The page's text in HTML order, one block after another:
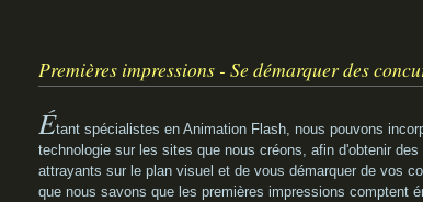
Premières impressions - Se démarquer des
Étant spécialistes en Animation Flash, nous pouvons
technologie sur les sites que nous créons, afin d'obtenir
attrayants sur le plan visuel et de vous démarquer de vos
que nous savons que les premières impressions comptent